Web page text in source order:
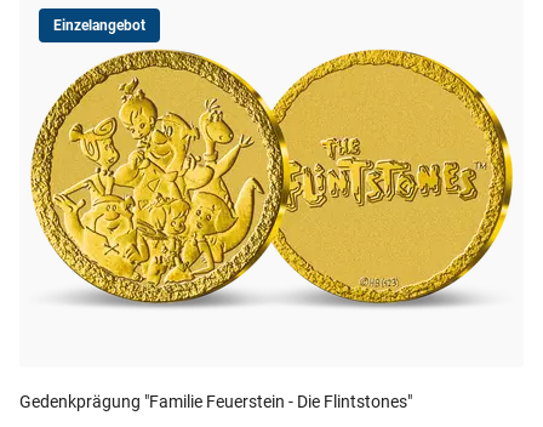
Einzelangebot
Gedenkprägung "Familie Feuerstein - Die Flintstones"